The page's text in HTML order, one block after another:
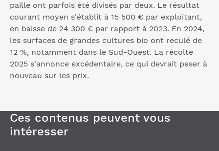
paille ont parfois été divisés par deux. Le résultat
courant moyen s'établit à 15 500 € par exploitant,
en baisse de 24 300 € par rapport à 2023. En 2024,
les surfaces de grandes cultures bio ont reculé de
12 %, notamment dans le Sud-Ouest. La récolte
2025 s'annonce excédentaire, ce qui devrait peser à
nouveau sur les prix.
Ces contenus peuvent vous
intéresser